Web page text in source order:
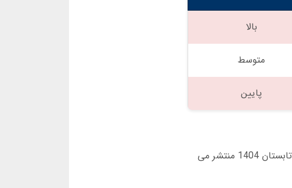
بالا
متوسط
پایین
در یک نشست داخلی که در اسفند 1403 برگزار شد، مدیر محصول دل بت اعلام کرد که نسخه 4.0 بازی انفجار در تابستان 1404 منتشر می